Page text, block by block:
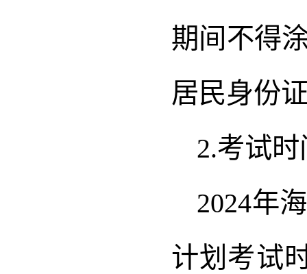
期间不得
居民身份
2.考试时
2024年
计划考试